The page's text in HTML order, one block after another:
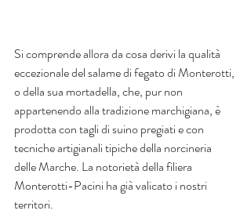
Si comprende allora da cosa derivi la qualità
eccezionale del salame di fegato di Monterotti,
o della sua mortadella, che, pur non
appartenendo alla tradizione marchigiana, è
prodotta con tagli di suino pregiati e con
tecniche artigianali tipiche della norcineria
delle Marche. La notorietà della filiera
Monterotti-Pacini ha già valicato i nostri
territori.